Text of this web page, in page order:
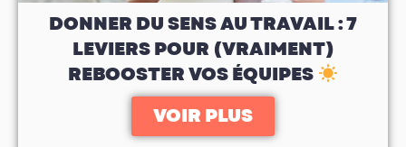
DONNER DU SENS AU TRAVAIL : 7
LEVIERS POUR (VRAIMENT)
REBOOSTER VOS ÉQUIPES
VOIR PLUS